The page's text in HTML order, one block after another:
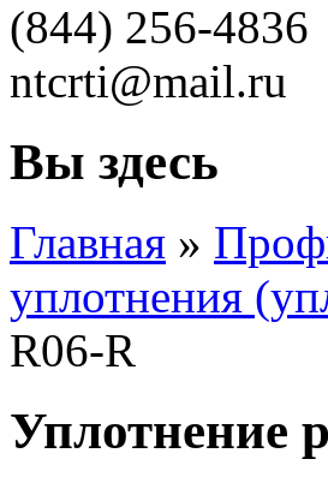
(844) 256-4836
ntcrti@mail.ru
Вы здесь
Главная »
уплотнения
R06-R
Уплотнение